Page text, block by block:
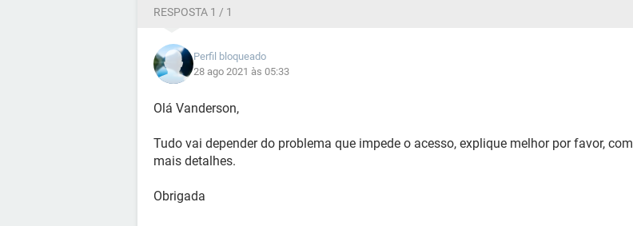
RESPOSTA 1 / 1
Perfil bloqueado
28 ago 2021 às 05:33
Olá Vanderson,
Tudo vai depender do problema que impede o acesso, explique melhor por favor, com
mais detalhes.
Obrigada